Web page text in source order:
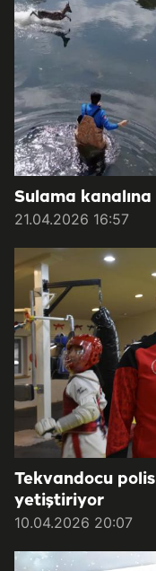
Sulama
21.04.2026 16:57
Tekvandocu
yetiştiriyor
10.04.2026 20:07